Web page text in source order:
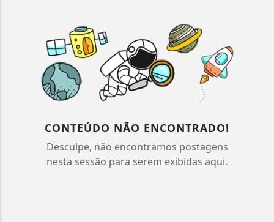
CONTEÚDO NÃO ENCONTRADO!
Desculpe, não encontramos postagens
nesta sessão para serem exibidas aqui.